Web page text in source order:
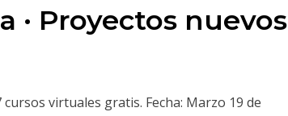
· Proyectos nuevos
virtuales gratis. Fecha: Marzo 19 de